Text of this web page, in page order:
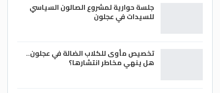
جلسة حوارية لمشروع الصالون السياسي
للسيدات في عجلون
تخصيص مأوى للكلاب الضالة في عجلون..
هل ينهي مخاطر انتشارها؟